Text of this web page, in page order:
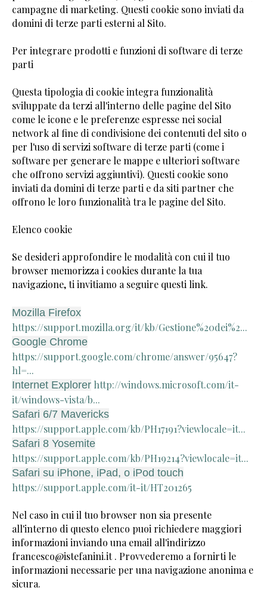
campagne di marketing. Questi cookie sono inviati da
domini di terze parti esterni al Sito.
Per integrare prodotti e funzioni di software di terze
parti
Questa tipologia di cookie integra funzionalità
sviluppate da terzi all'interno delle pagine del Sito
come le icone e le preferenze espresse nei social
network al fine di condivisione dei contenuti del sito o
per l'uso di servizi software di terze parti (come i
software per generare le mappe e ulteriori software
che offrono servizi aggiuntivi). Questi cookie sono
inviati da domini di terze parti e da siti partner che
offrono le loro funzionalità tra le pagine del Sito.
Elenco cookie
Se desideri approfondire le modalità con cui il tuo
browser memorizza i cookies durante la tua
navigazione, ti invitiamo a seguire questi link.
Mozilla Firefox
https://support.mozilla.org/it/kb/Gestione%20dei%2...
Google Chrome
https://support.google.com/chrome/answer/95647?
hl=...
Internet Explorer http://windows.microsoft.com/it-
it/windows-vista/b...
Safari 6/7 Mavericks
https://support.apple.com/kb/PH17191?viewlocale=it...
Safari 8 Yosemite
https://support.apple.com/kb/PH19214?viewlocale=it...
Safari su iPhone, iPad, o iPod touch
https://support.apple.com/it-it/HT201265
Nel caso in cui il tuo browser non sia presente
all'interno di questo elenco puoi richiedere maggiori
informazioni inviando una email all'indirizzo
francesco@istefanini.it . Provvederemo a fornirti le
informazioni necessarie per una navigazione anonima e
sicura.